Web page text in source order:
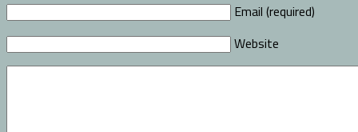
Email (required)
Website